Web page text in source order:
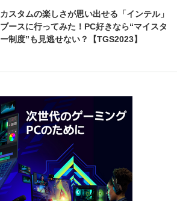
カスタムの楽しさが思い出せる「インテル」
ブースに行ってみた！PC好きなら“マイスタ
ー制度”も見逃せない？【TGS2023】